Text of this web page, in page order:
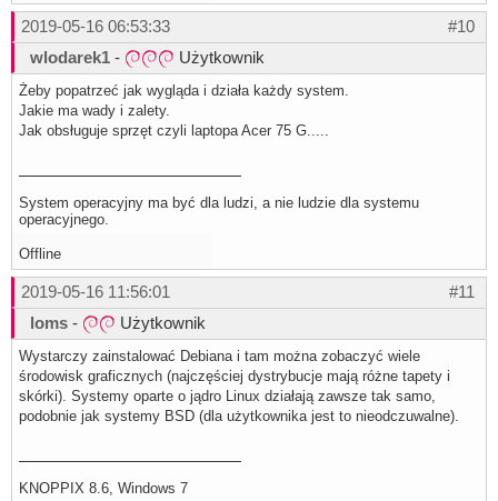
#10
2019-05-16 06:53:33
wlodarek1 - Użytkownik
Żeby popatrzeć jak wygląda i działa każdy system.
Jakie ma wady i zalety.
Jak obsługuje sprzęt czyli laptopa Acer 75 G.....
System operacyjny ma być dla ludzi, a nie ludzie dla systemu
operacyjnego.
Offline
#11
2019-05-16 11:56:01
loms - Użytkownik
Wystarczy zainstalować Debiana i tam można zobaczyć wiele
środowisk graficznych (najczęściej dystrybucje mają różne tapety i
skórki). Systemy oparte o jądro Linux działają zawsze tak samo,
podobnie jak systemy BSD (dla użytkownika jest to nieodczuwalne).
KNOPPIX 8.6, Windows 7